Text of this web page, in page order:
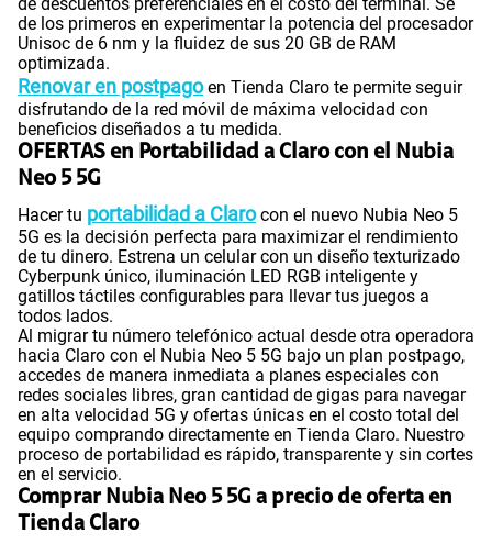
de descuentos preferenciales en el costo del terminal. Sé
de los primeros en experimentar la potencia del procesador
Unisoc de 6 nm y la fluidez de sus 20 GB de RAM
optimizada.
Renovar en postpagoen Tienda Claro te permite seguir
disfrutando de la red móvil de máxima velocidad con
beneficios diseñados a tu medida.
OFERTAS en Portabilidad a Claro con el Nubia
Neo 5 5G
Hacer tu portabilidad a Clarocon el nuevo Nubia Neo 5
5G es la decisión perfecta para maximizar el rendimiento
de tu dinero. Estrena un celular con un diseño texturizado
Cyberpunk único, iluminación LED RGB inteligente y
gatillos táctiles configurables para llevar tus juegos a
todos lados.
Al migrar tu número telefónico actual desde otra operadora
hacia Claro con el Nubia Neo 5 5G bajo un plan postpago,
accedes de manera inmediata a planes especiales con
redes sociales libres, gran cantidad de gigas para navegar
en alta velocidad 5G y ofertas únicas en el costo total del
equipo comprando directamente en Tienda Claro. Nuestro
proceso de portabilidad es rápido, transparente y sin cortes
en el servicio.
Comprar Nubia Neo 5 5G a precio de oferta en
Tienda Claro